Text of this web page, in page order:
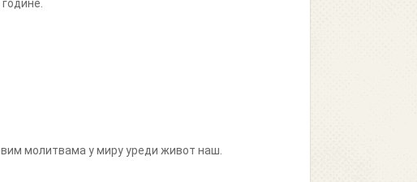
молитвама у миру уреди живот наш.